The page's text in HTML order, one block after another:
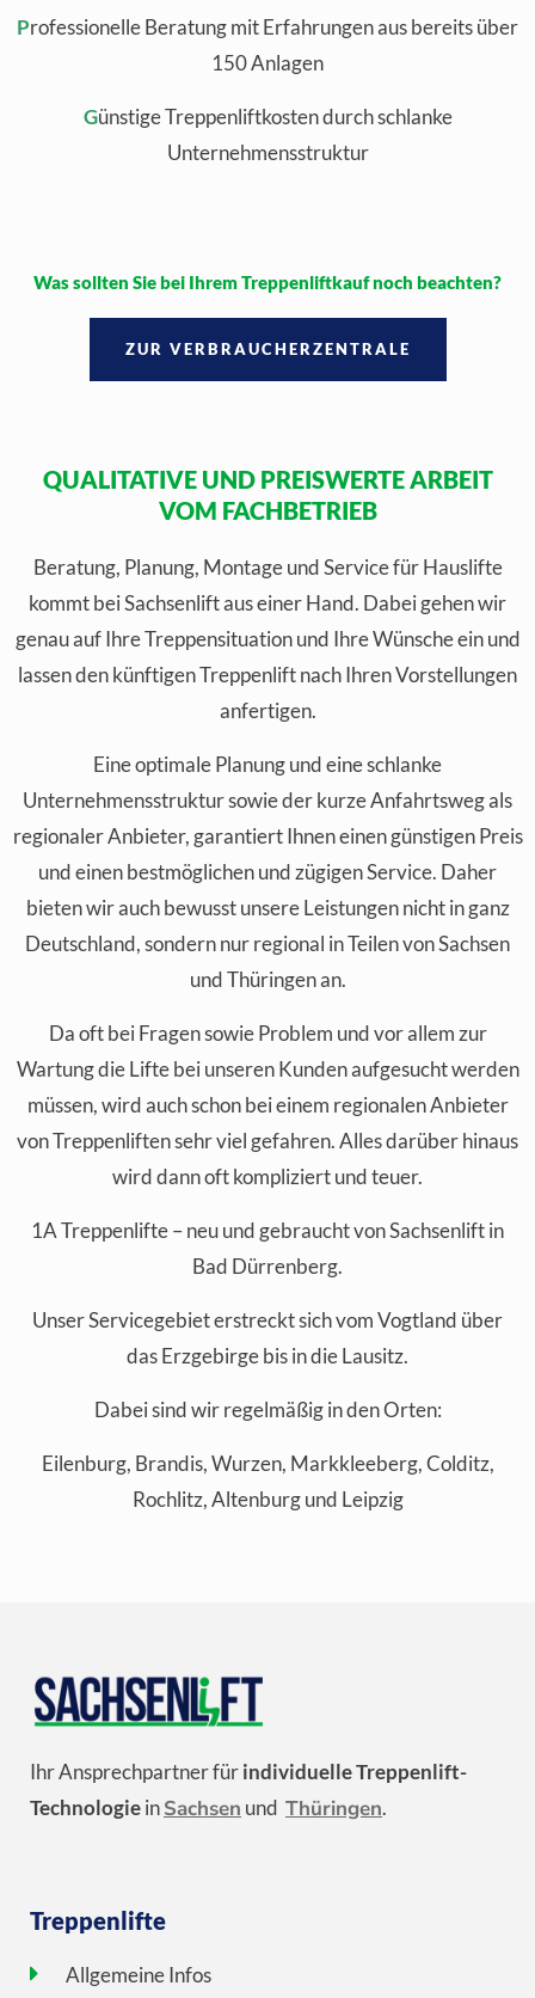
Professionelle Beratung mit Erfahrungen aus bereits über
150 Anlagen
Günstige Treppenliftkosten durch schlanke
Unternehmensstruktur
Was sollten Sie bei Ihrem Treppenliftkauf noch beachten?
ZUR VERBRAUCHERZENTRALE
QUALITATIVE UND PREISWERTE ARBEIT
VOM FACHBETRIEB
Beratung, Planung, Montage und Service für Hauslifte
kommt bei Sachsenlift aus einer Hand. Dabei gehen wir
genau auf Ihre Treppensituation und Ihre Wünsche ein und
lassen den künftigen Treppenlift nach Ihren Vorstellungen
anfertigen.
Eine optimale Planung und eine schlanke
Unternehmensstruktur sowie der kurze Anfahrtsweg als
regionaler Anbieter, garantiert Ihnen einen günstigen Preis
und einen bestmöglichen und zügigen Service. Daher
bieten wir auch bewusst unsere Leistungen nicht in ganz
Deutschland, sondern nur regional in Teilen von Sachsen
und Thüringen an.
Da oft bei Fragen sowie Problem und vor allem zur
Wartung die Lifte bei unseren Kunden aufgesucht werden
müssen, wird auch schon bei einem regionalen Anbieter
von Treppenliften sehr viel gefahren. Alles darüber hinaus
wird dann oft kompliziert und teuer.
1A Treppenlifte – neu und gebraucht von Sachsenlift in
Bad Dürrenberg.
Unser Servicegebiet erstreckt sich vom Vogtland über
das Erzgebirge bis in die Lausitz.
Dabei sind wir regelmäßig in den Orten:
Eilenburg, Brandis, Wurzen, Markkleeberg, Colditz,
Rochlitz, Altenburg und Leipzig
Ihr Ansprechpartner fürindividuelle Treppenlift-
TechnologieinSachsen und Thüringen.
Treppenlifte
Allgemeine Infos